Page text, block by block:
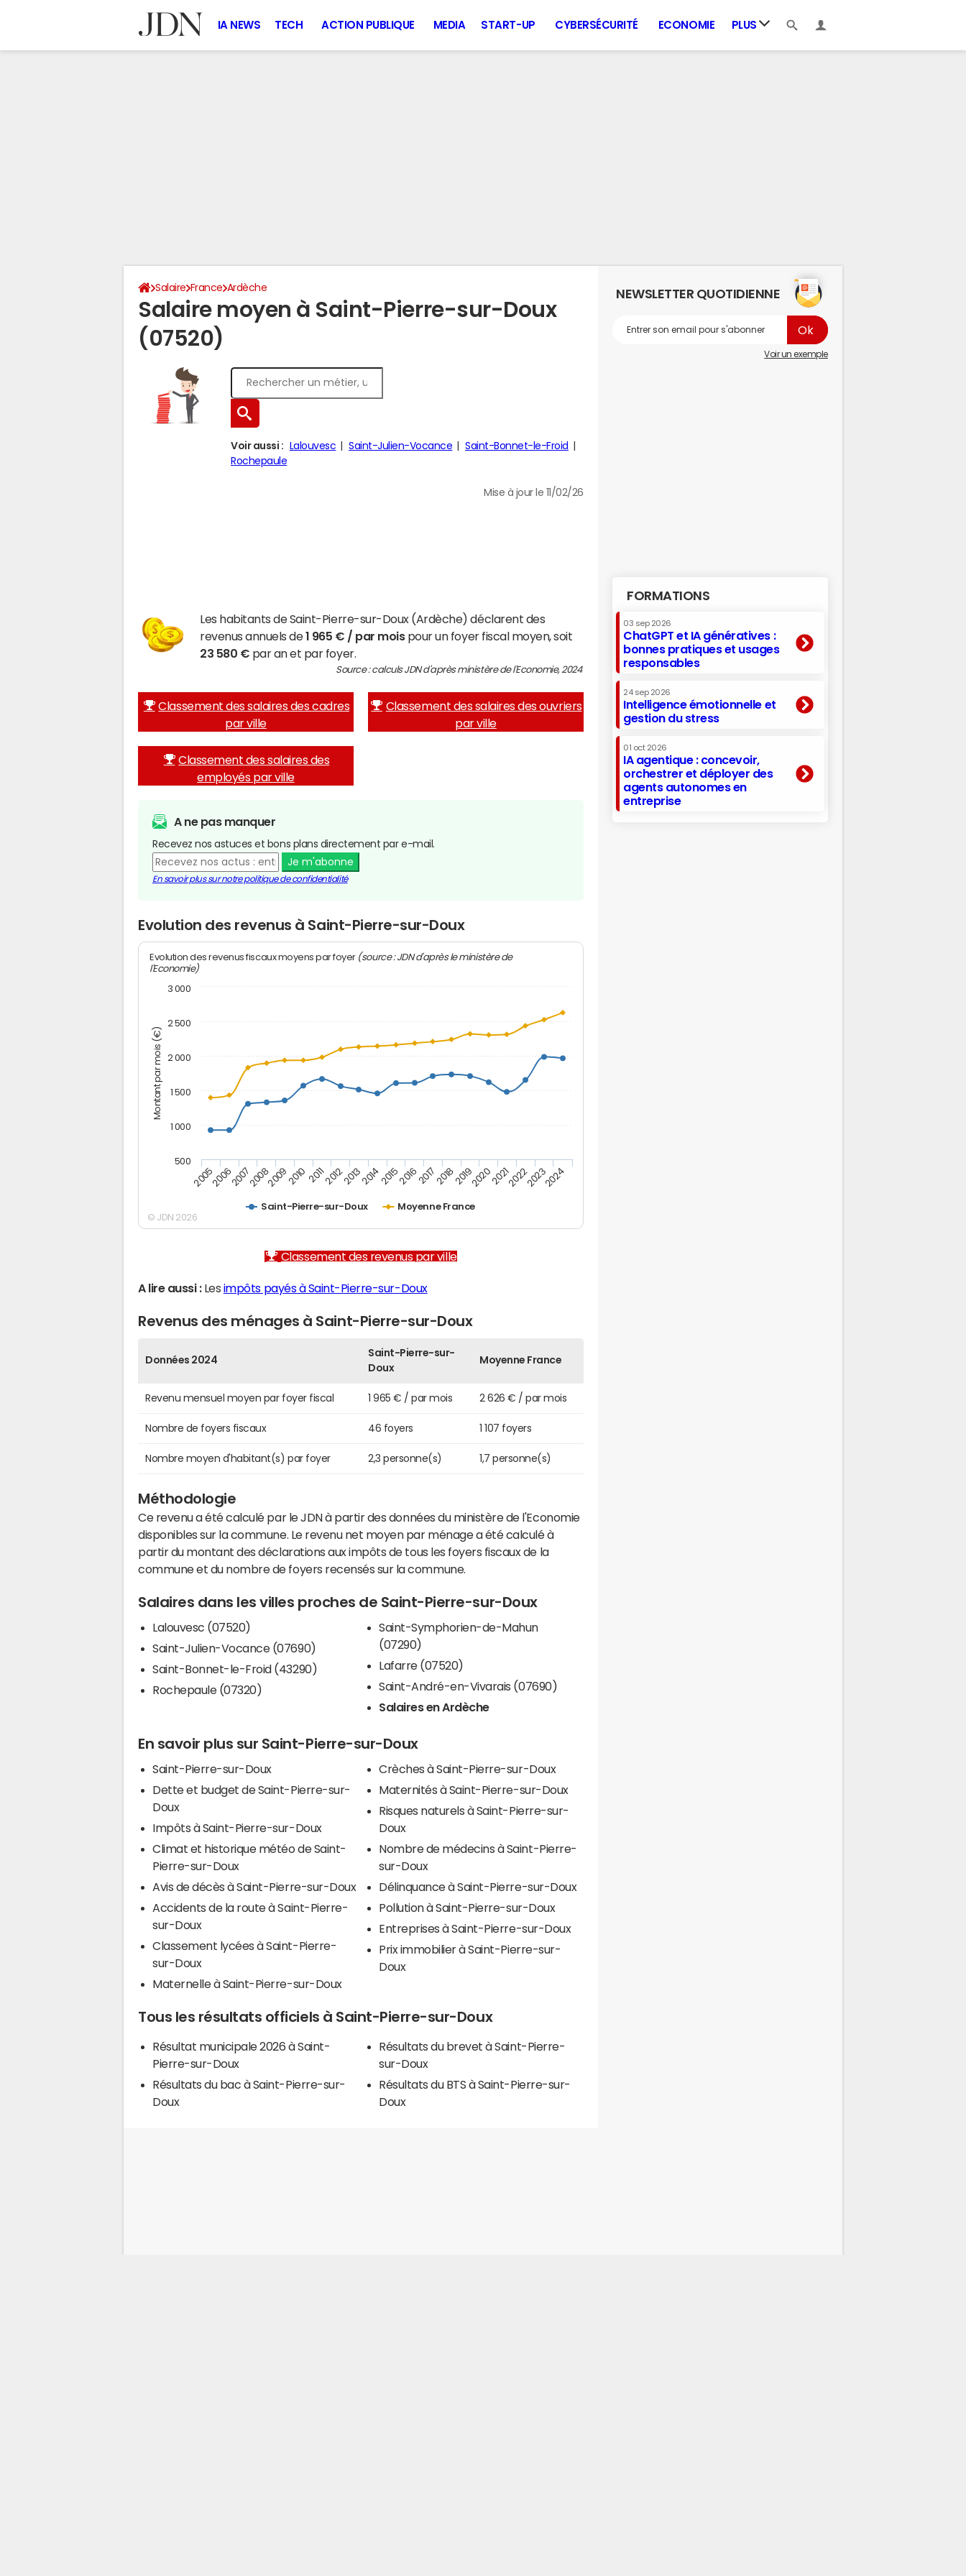
IA NEWS TECH ACTION PUBLIQUE MEDIA START-UP CYBERSÉCURITÉ ECONOMIE PLUS
Salaire France Ardèche
Salaire moyen à Saint-Pierre-sur-Doux
(07520)
Voir aussi : Lalouvesc Saint-Julien-Vocance
Saint-Bonnet-le-Froid
Rochepaule
Mise à jour le 11/02/26
Les habitants de Saint-Pierre-sur-Doux (Ardèche) déclarent des
revenus annuels de1 965 € / par moispour un foyer fiscal moyen, soit
23 580 € par an et par foyer.
Source : calculs JDN d'après ministère de l'Economie, 2024
Classement des salaires des cadres
par ville
Classement des salaires des ouvriers
par ville
Classement des salaires des
employés par ville
A ne pas manquer
Recevez nos astuces et bons plans directement par e-mail.
Je m'abonne
En savoir plus sur notre politique de confidentialité
Evolution des revenus à Saint-Pierre-sur-Doux
Montant par mois (€)
Evolution des revenus fiscaux moyens par foyer (source : JDN d'après le ministère de
l'Economie)
Saint-Pierre-sur-Doux Moyenne France
200520062007200820092010 20112012201320142015201620172018201920202021202220232024
500
1 000
1 500
2 000
2 500
3 000
© JDN 2026
Classement des revenus par ville
A lire aussi :Les impôts payés à Saint-Pierre-sur-Doux
Revenus des ménages à Saint-Pierre-sur-Doux
Données 2024
Saint-Pierre-sur-
Doux
Moyenne France
Revenu mensuel moyen par foyer fiscal 1 965 € / par mois 2 626 € / par mois
Nombre de foyers fiscaux 46 foyers 1 107 foyers
Nombre moyen d'habitant(s) par foyer 2,3 personne(s) 1,7 personne(s)
Méthodologie
Ce revenu a été calculé par le JDN à partir des données du ministère de l'Economie
disponibles sur la commune. Le revenu net moyen par ménage a été calculé à
partir du montant des déclarations aux impôts de tous les foyers fiscaux de la
commune et du nombre de foyers recensés sur la commune.
Salaires dans les villes proches de Saint-Pierre-sur-Doux
Lalouvesc (07520)
Saint-Julien-Vocance (07690)
Saint-Bonnet-le-Froid (43290)
Rochepaule (07320)
Saint-Symphorien-de-Mahun
(07290)
Lafarre (07520)
Saint-André-en-Vivarais (07690)
Salaires en Ardèche
En savoir plus sur Saint-Pierre-sur-Doux
Saint-Pierre-sur-Doux
Dette et budget de Saint-Pierre-sur-
Doux
Impôts à Saint-Pierre-sur-Doux
Climat et historique météo de Saint-
Pierre-sur-Doux
Avis de décès à Saint-Pierre-sur-Doux
Accidents de la route à Saint-Pierre-
sur-Doux
Classement lycées à Saint-Pierre-
sur-Doux
Maternelle à Saint-Pierre-sur-Doux
Crèches à Saint-Pierre-sur-Doux
Maternités à Saint-Pierre-sur-Doux
Risques naturels à Saint-Pierre-sur-
Doux
Nombre de médecins à Saint-Pierre-
sur-Doux
Délinquance à Saint-Pierre-sur-Doux
Pollution à Saint-Pierre-sur-Doux
Entreprises à Saint-Pierre-sur-Doux
Prix immobilier à Saint-Pierre-sur-
Doux
Tous les résultats officiels à Saint-Pierre-sur-Doux
Résultat municipale 2026 à Saint-
Pierre-sur-Doux
Résultats du bac à Saint-Pierre-sur-
Doux
Résultats du brevet à Saint-Pierre-
sur-Doux
Résultats du BTS à Saint-Pierre-sur-
Doux
NEWSLETTER QUOTIDIENNE
Voir un exemple
FORMATIONS
03 sep 2026
ChatGPT et IA génératives :
bonnes pratiques et usages
responsables
24 sep 2026
Intelligence émotionnelle et
gestion du stress
01 oct 2026
IA agentique : concevoir,
orchestrer et déployer des
agents autonomes en
entreprise